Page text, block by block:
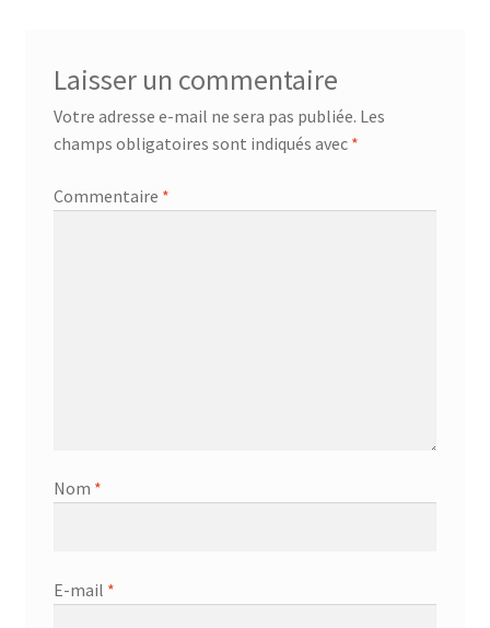
Laisser un commentaire
Votre adresse e-mail ne sera pas publiée. Les
champs obligatoires sont indiqués avec *
Commentaire *
Nom *
E-mail *